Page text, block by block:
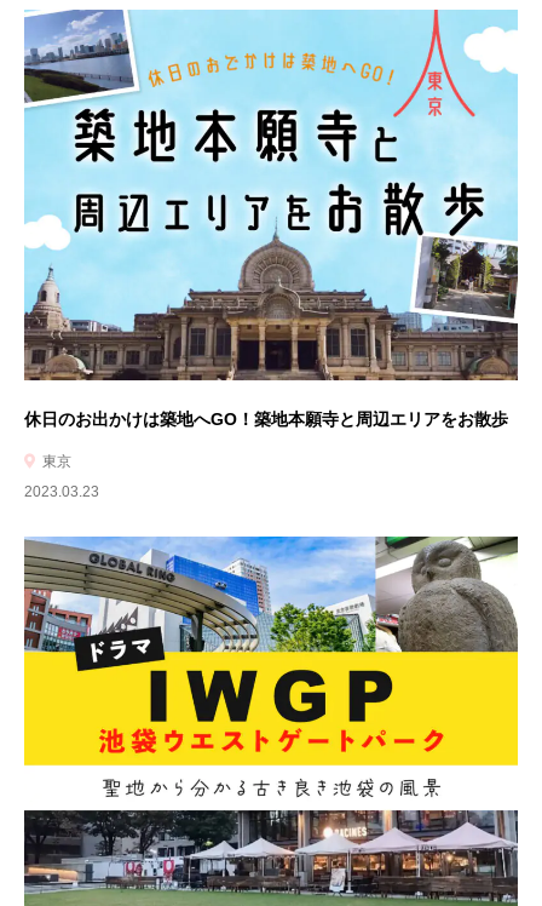
休日のお出かけは築地へGO！築地本願寺と周辺エリアをお散歩
東京
2023.03.23